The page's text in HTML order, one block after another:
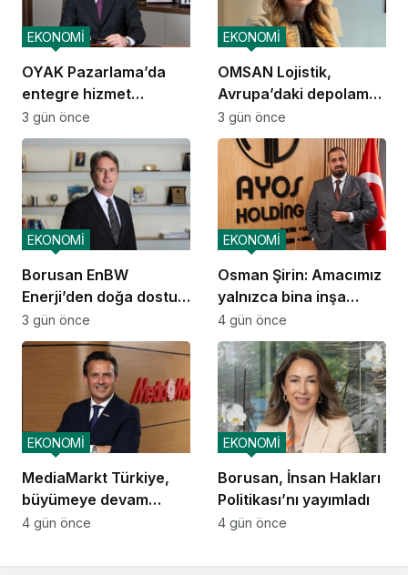
OYAK Pazarlama’da
entegre hizmet
ekosistemi kuruluyor
EKONOMİ
3 gün önce
OMSAN Lojistik,
Avrupa’daki depolama
ve dağıtım
operasyonlarına
başladı
EKONOMİ
3 gün önce
Borusan EnBW
Enerji’den doğa dostu
proje
EKONOMİ
3 gün önce
Osman Şirin: Amacımız
yalnızca bina inşa
etmek değil,
yatırımcısına
kazandıracak yaşam
alanları üretmek
EKONOMİ
4 gün önce
MediaMarkt Türkiye,
büyümeye devam
ediyor
EKONOMİ
4 gün önce
Borusan, İnsan Hakları
Politikası’nı yayımladı
EKONOMİ
4 gün önce